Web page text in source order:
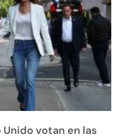
votan en las